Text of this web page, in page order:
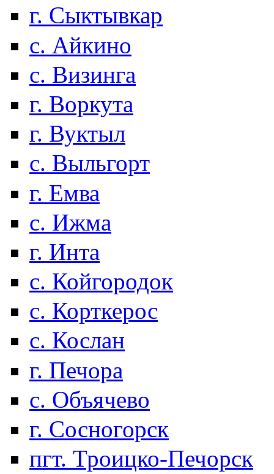
г. Сыктывкар
с. Айкино
с. Визинга
г. Воркута
г. Вуктыл
с. Выльгорт
г. Емва
с. Ижма
г. Инта
с. Койгородок
с. Корткерос
с. Кослан
г. Печора
с. Объячево
г. Сосногорск
пгт. Троицко-Печорск